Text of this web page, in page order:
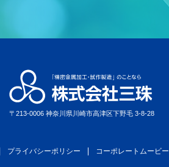
〒213-0006 神奈川県川崎市高津区下野毛 3-8-28
プライバシーポリシー コーポレートムービー